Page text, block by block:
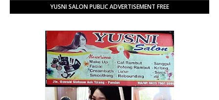
YUSNI SALON PUBLIC ADVERTISEMENT FREE